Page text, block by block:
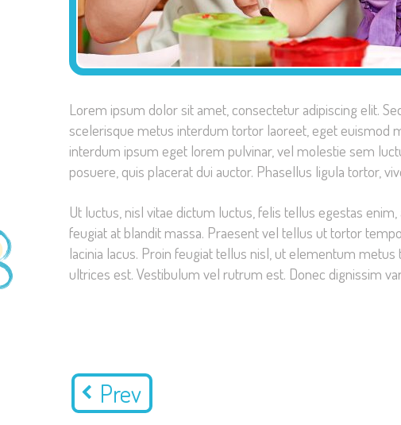
Lorem ipsum dolor sit amet, consectetur adipiscing elit.
scelerisque metus interdum tortor laoreet, eget euismod
interdum ipsum eget lorem pulvinar, vel molestie sem
posuere, quis placerat dui auctor. Phasellus ligula tortor,
Ut luctus, nisl vitae dictum luctus, felis tellus egestas
feugiat at blandit massa. Praesent vel tellus ut tortor
lacinia lacus. Proin feugiat tellus nisl, ut elementum
ultrices est. Vestibulum vel rutrum est. Donec dignissim
Prev